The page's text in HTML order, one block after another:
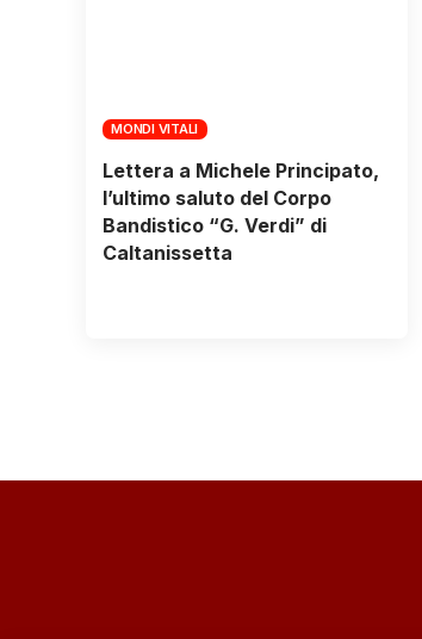
MONDI VITALI
Lettera a Michele Principato,
l’ultimo saluto del Corpo
Bandistico “G. Verdi” di
Caltanissetta